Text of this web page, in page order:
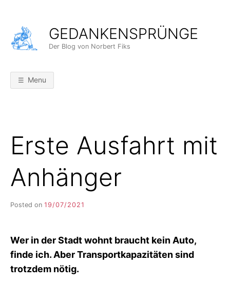
content
GEDANKENSPRÜNGE
Der Blog von Norbert Fiks
Menu
Erste Ausfahrt mit
Anhänger
Posted on 19/07/2021
K
S
Wer in der Stadt wohnt braucht kein Auto,
finde ich. Aber Transportkapazitäten sind
trotzdem nötig.